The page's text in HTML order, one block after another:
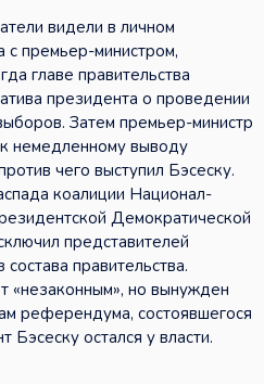
видели в личном
с премьер-министром,
главе правительства
президента о проведении
Затем премьер-министр
немедленному выводу
чего выступил Бэсеску.
коалиции Национал-
Демократической
представителей
правительства.
«незаконным», но вынужден
референдума, состоявшегося
Бэсеску остался у власти.